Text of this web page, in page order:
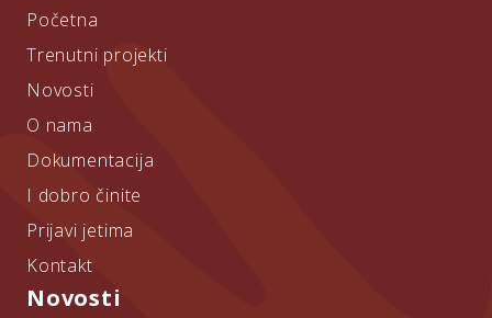
Početna
Trenutni projekti
Novosti
O nama
Dokumentacija
I dobro činite
Prijavi jetima
Kontakt
Novosti